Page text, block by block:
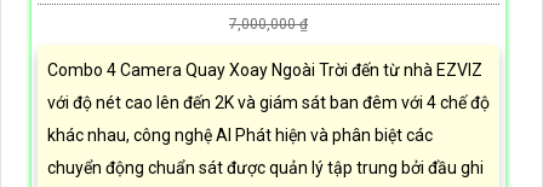
7,000,000 ₫
Combo 4 Camera Quay Xoay Ngoài Trời đến từ nhà EZVIZ
với độ nét cao lên đến 2K và giám sát ban đêm với 4 chế độ
khác nhau, công nghệ AI Phát hiện và phân biệt các
chuyển động chuẩn sát được quản lý tập trung bởi đầu ghi